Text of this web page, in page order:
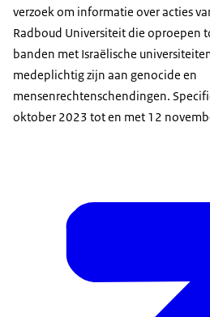
verzoek om informatie over acties
Radboud Universiteit die oproepen
banden met Israëlische
medeplichtig zijn aan genocide en
mensenrechtenschendingen.
oktober 2023 tot en met 12